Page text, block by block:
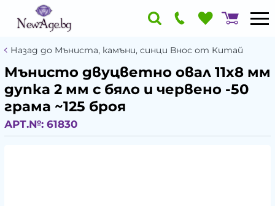
Назад до Мъниста, камъни, синци Внос от Китай
Мънисто двуцветно овал 11x8 мм
дупка 2 мм с бяло и червено -50
грама ~125 броя
АРТ.№: 61830